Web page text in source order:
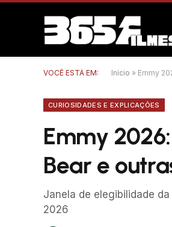
VOCÊ ESTÁ EM: Início » Emmy
CURIOSIDADES E EXPLICAÇÕES
Emmy
Bear e
Janela de elegibilidade
2026